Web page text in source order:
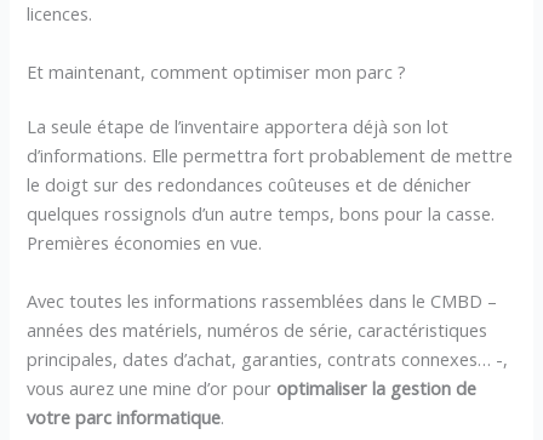
licences.
Et maintenant, comment optimiser mon parc ?
La seule étape de l’inventaire apportera déjà son lot
d’informations. Elle permettra fort probablement de mettre
le doigt sur des redondances coûteuses et de dénicher
quelques rossignols d’un autre temps, bons pour la casse.
Premières économies en vue.
Avec toutes les informations rassemblées dans le CMBD –
années des matériels, numéros de série, caractéristiques
principales, dates d’achat, garanties, contrats connexes… -,
vous aurez une mine d’or pour optimaliser la gestion de
votre parc informatique.